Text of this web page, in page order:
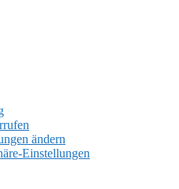
ändern
Einstellungen